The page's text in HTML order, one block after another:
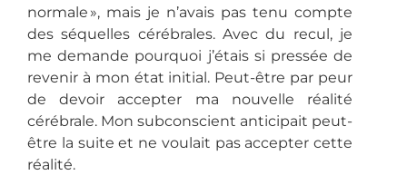
normale », mais je n’avais pas tenu compte
des séquelles cérébrales. Avec du recul, je
me demande pourquoi j’étais si pressée de
revenir à mon état initial. Peut-être par peur
de devoir accepter ma nouvelle réalité
cérébrale. Mon subconscient anticipait peut-
être la suite et ne voulait pas accepter cette
réalité.